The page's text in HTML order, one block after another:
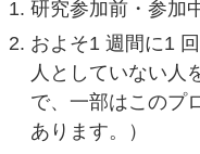
研究参加前・参加
およそ1 週間に1
人としていない人
で、一部はこのプ
あります。）